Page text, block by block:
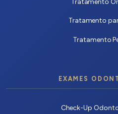
Tratamento
Tratamento
EXAMES
Check-Up